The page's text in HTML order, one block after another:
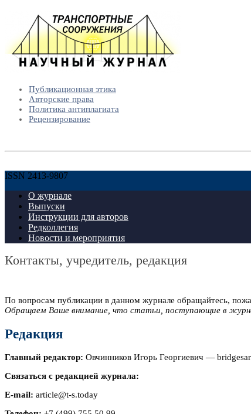
Публикационная этика
Авторские права
Политика антиплагиата
Рецензирование
ISSN 2413-9807
О журнале
Выпуски
Инструкции для авторов
Редколлегия
Новости и мероприятия
Контакты, учредитель, редакция
По вопросам публикации в данном журнале обращайтесь,
Обращаем Ваше внимание, что статьи, поступающие в
Редакция
Главный редактор: Овчинников Игорь Георгиевич —
Связаться с редакцией журнала:
E-mail: article@t-s.today